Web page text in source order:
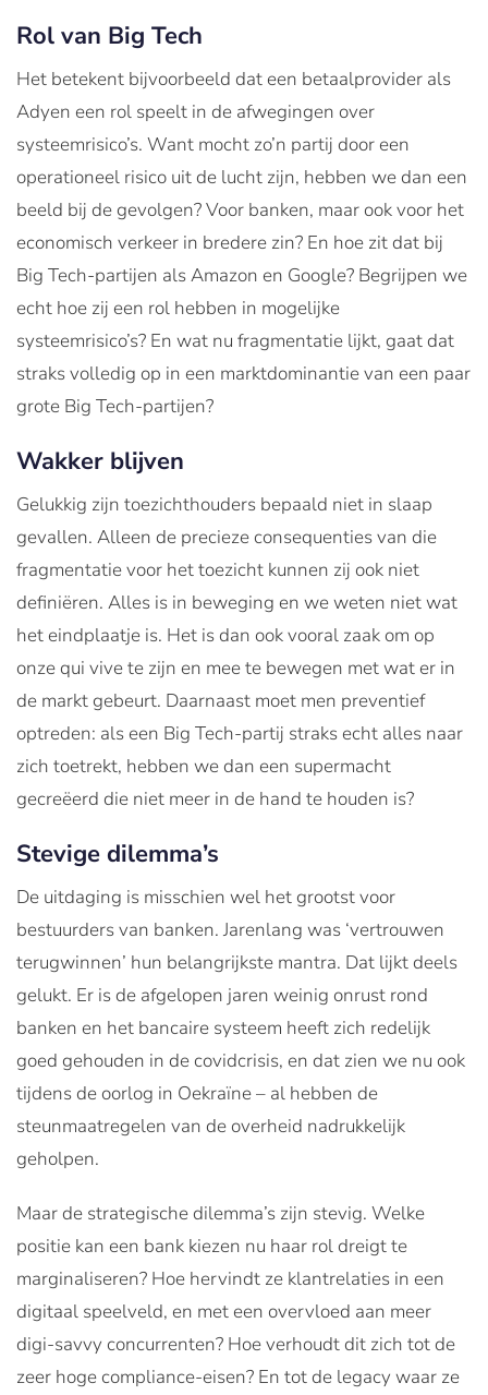
Rol van Big Tech
Het betekent bijvoorbeeld dat een betaalprovider als
Adyen een rol speelt in de afwegingen over
systeemrisico’s. Want mocht zo’n partij door een
operationeel risico uit de lucht zijn, hebben we dan een
beeld bij de gevolgen? Voor banken, maar ook voor het
economisch verkeer in bredere zin? En hoe zit dat bij
Big Tech-partijen als Amazon en Google? Begrijpen we
echt hoe zij een rol hebben in mogelijke
systeemrisico’s? En wat nu fragmentatie lijkt, gaat dat
straks volledig op in een marktdominantie van een paar
grote Big Tech-partijen?
Wakker blijven
Gelukkig zijn toezichthouders bepaald niet in slaap
gevallen. Alleen de precieze consequenties van die
fragmentatie voor het toezicht kunnen zij ook niet
definiëren. Alles is in beweging en we weten niet wat
het eindplaatje is. Het is dan ook vooral zaak om op
onze qui vive te zijn en mee te bewegen met wat er in
de markt gebeurt. Daarnaast moet men preventief
optreden: als een Big Tech-partij straks echt alles naar
zich toetrekt, hebben we dan een supermacht
gecreëerd die niet meer in de hand te houden is?
Stevige dilemma’s
De uitdaging is misschien wel het grootst voor
bestuurders van banken. Jarenlang was ‘vertrouwen
terugwinnen’ hun belangrijkste mantra. Dat lijkt deels
gelukt. Er is de afgelopen jaren weinig onrust rond
banken en het bancaire systeem heeft zich redelijk
goed gehouden in de covidcrisis, en dat zien we nu ook
tijdens de oorlog in Oekraïne – al hebben de
steunmaatregelen van de overheid nadrukkelijk
geholpen.
Maar de strategische dilemma’s zijn stevig. Welke
positie kan een bank kiezen nu haar rol dreigt te
marginaliseren? Hoe hervindt ze klantrelaties in een
digitaal speelveld, en met een overvloed aan meer
digi-savvy concurrenten? Hoe verhoudt dit zich tot de
zeer hoge compliance-eisen? En tot de legacy waar ze